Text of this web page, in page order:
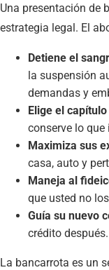
Una presentación de
estrategia legal. El
Detiene el
la suspensión
demandas y
Elige el
conserve lo que
Maximiza sus
casa, auto y
Maneja al
que usted no
Guía su nuevo
crédito después.
La bancarrota es un